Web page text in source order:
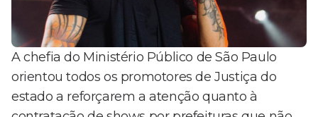
A chefia do Ministério Público de São Paulo
orientou todos os promotores de Justiça do
estado a reforçarem a atenção quanto à